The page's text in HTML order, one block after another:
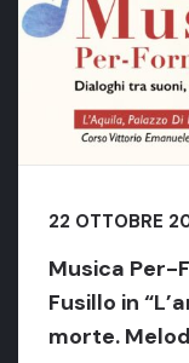
22 OTTOBRE
Musica Per-
Fusillo in
morte.